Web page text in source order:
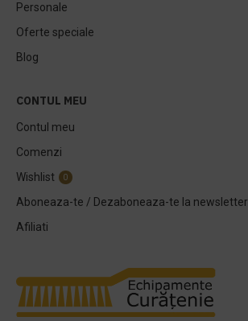
Personale
Oferte speciale
Blog
CONTUL MEU
Contul meu
Comenzi
Wishlist
0
Aboneaza-te / Dezaboneaza-te la newsletter
Afiliati